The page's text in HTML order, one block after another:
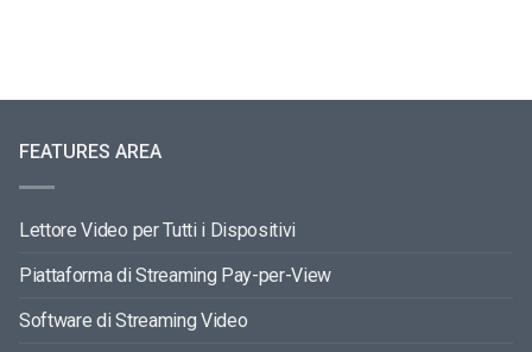
FEATURES AREA
Lettore Video per Tutti i Dispositivi
Piattaforma di Streaming Pay-per-View
Software di Streaming Video